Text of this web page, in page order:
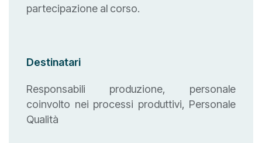
partecipazione al corso.
Destinatari
Responsabili produzione, personale
coinvolto nei processi produttivi, Personale
Qualità